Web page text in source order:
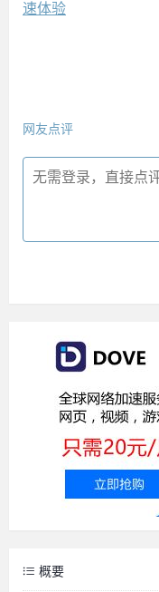
速体验
网友点评
概要